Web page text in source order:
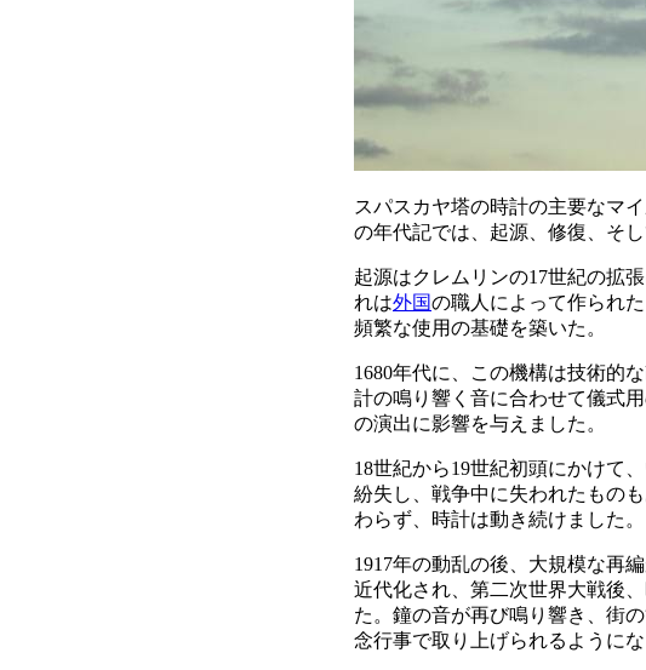
スパスカヤ塔の時計の主要なマ
の年代記では、起源、修復、そ
起源はクレムリンの17世紀の拡
れは外国の職人によって作られ
頻繁な使用の基礎を築いた。
1680年代に、この機構は技術的
計の鳴り響く音に合わせて儀式
の演出に影響を与えました。
18世紀から19世紀初頭にかけて
紛失し、戦争中に失われたもの
わらず、時計は動き続けました。
1917年の動乱の後、大規模な再
近代化され、第二次世界大戦後
た。鐘の音が再び鳴り響き、街
念行事で取り上げられるようにな